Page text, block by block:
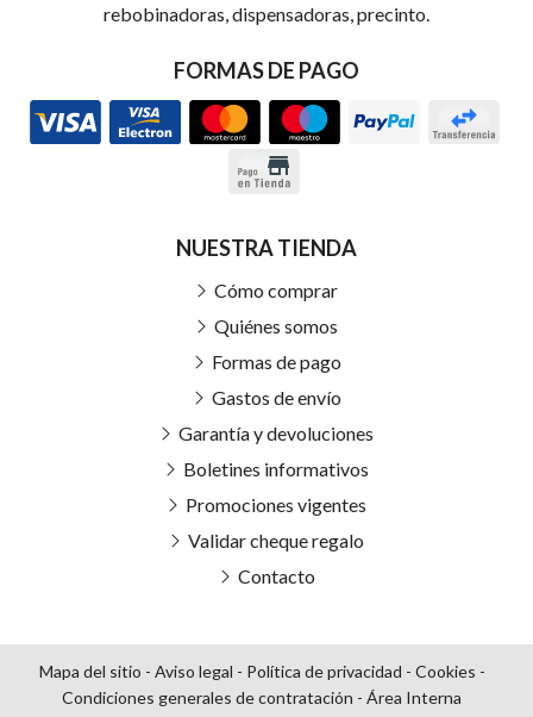
rebobinadoras, dispensadoras, precinto.
FORMAS DE PAGO
NUESTRA TIENDA
Cómo comprar
Quiénes somos
Formas de pago
Gastos de envío
Garantía y devoluciones
Boletines informativos
Promociones vigentes
Validar cheque regalo
Contacto
Mapa del sitio - Aviso legal - Política de privacidad - Cookies -
Condiciones generales de contratación - Área Interna